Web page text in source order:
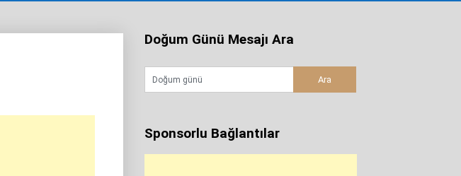
Doğum Günü Mesajı Ara
Sponsorlu Bağlantılar